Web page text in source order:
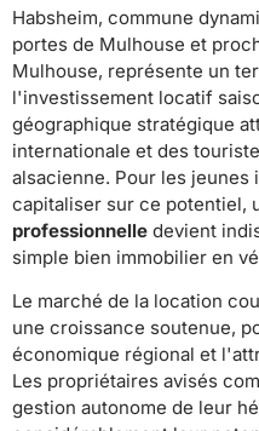
Habsheim, commune
portes de Mulhouse et
Mulhouse, représente un
l'investissement locatif
géographique stratégique
internationale et des
alsacienne. Pour les jeunes
capitaliser sur ce potentiel,
professionnelle devient
simple bien immobilier en
Le marché de la location
une croissance soutenue,
économique régional et
Les propriétaires avisés
gestion autonome de leur